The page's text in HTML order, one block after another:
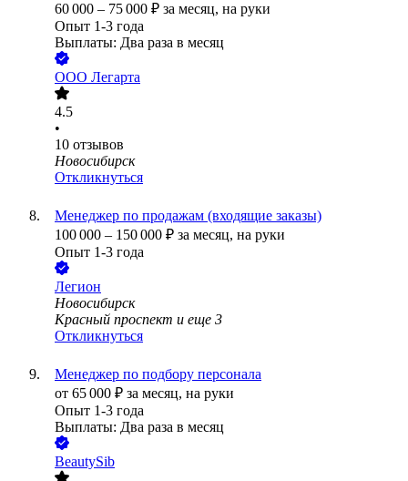
60 000 – 75 000 ₽ за месяц, на руки
Опыт 1-3 года
Выплаты: Два раза в месяц
ООО Легарта
4.5
•
10 отзывов
Новосибирск
Откликнуться
Менеджер по продажам (входящие заказы)
100 000 – 150 000 ₽ за месяц, на руки
Опыт 1-3 года
Легион
Новосибирск
Красный проспект и еще 3
Откликнуться
Менеджер по подбору персонала
от 65 000 ₽ за месяц, на руки
Опыт 1-3 года
Выплаты: Два раза в месяц
BeautySib